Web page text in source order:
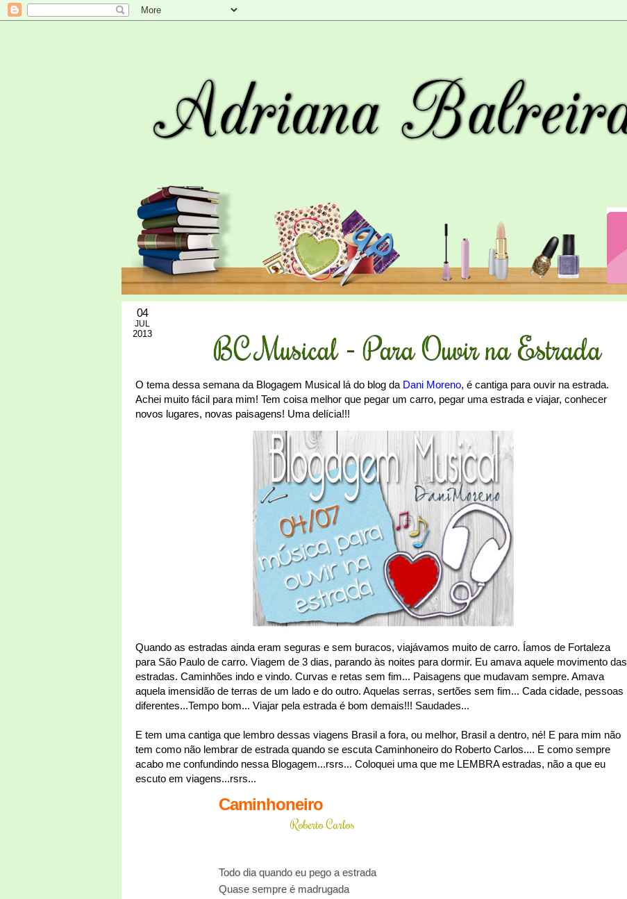
04
JUL
2013 BC Musical - Para Ouvir na Estrada
O tema dessa semana da Blogagem Musical lá do blog da Dani Moreno, é cantiga para ouvir na estrada.
Achei muito fácil para mim! Tem coisa melhor que pegar um carro, pegar uma estrada e viajar, conhecer
novos lugares, novas paisagens! Uma delícia!!!
Quando as estradas ainda eram seguras e sem buracos, viajávamos muito de carro. Íamos de Fortaleza
para São Paulo de carro. Viagem de 3 dias, parando às noites para dormir. Eu amava aquele movimento das
estradas. Caminhões indo e vindo. Curvas e retas sem fim... Paisagens que mudavam sempre. Amava
aquela imensidão de terras de um lado e do outro. Aquelas serras, sertões sem fim... Cada cidade, pessoas
diferentes...Tempo bom... Viajar pela estrada é bom demais!!! Saudades...
E tem uma cantiga que lembro dessas viagens Brasil a fora, ou melhor, Brasil a dentro, né! E para mim não
tem como não lembrar de estrada quando se escuta Caminhoneiro do Roberto Carlos.... E como sempre
acabo me confundindo nessa Blogagem...rsrs... Coloquei uma que me LEMBRA estradas, não a que eu
escuto em viagens...rsrs...
Caminhoneiro
Roberto Carlos
Todo dia quando eu pego a estrada
Quase sempre é madrugada